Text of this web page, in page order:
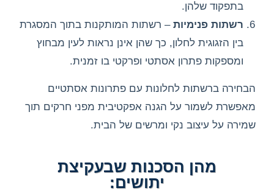
בתפקוד שלהן.
רשתות פנימיות – רשתות המותקנות בתוך המסגרת
בין הזגוגית לחלון, כך שהן אינן נראות לעין מבחוץ
ומספקות פתרון אסתטי ופרקטי בו זמנית.
הבחירה ברשתות לחלונות עם פתרונות אסתטיים
מאפשרת לשמור על הגנה אפקטיבית מפני חרקים תוך
שמירה על עיצוב נקי ומרשים של הבית.
מהן הסכנות שבעקיצת
יתושים: